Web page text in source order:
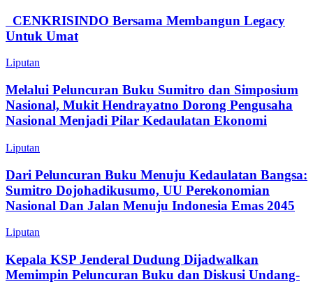
CENKRISINDO Bersama Membangun Legacy
Untuk Umat
Liputan
Melalui Peluncuran Buku Sumitro dan Simposium
Nasional, Mukit Hendrayatno Dorong Pengusaha
Nasional Menjadi Pilar Kedaulatan Ekonomi
Liputan
Dari Peluncuran Buku Menuju Kedaulatan Bangsa:
Sumitro Dojohadikusumo, UU Perekonomian
Nasional Dan Jalan Menuju Indonesia Emas 2045
Liputan
Kepala KSP Jenderal Dudung Dijadwalkan
Memimpin Peluncuran Buku dan Diskusi Undang-